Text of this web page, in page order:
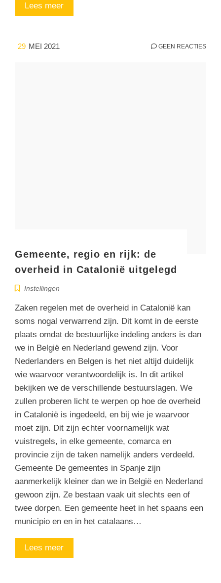
Lees meer
29 MEI 2021 GEEN REACTIES
Gemeente, regio en rijk: de
overheid in Catalonië uitgelegd
Instellingen
Zaken regelen met de overheid in Catalonië kan
soms nogal verwarrend zijn. Dit komt in de eerste
plaats omdat de bestuurlijke indeling anders is dan
we in België en Nederland gewend zijn. Voor
Nederlanders en Belgen is het niet altijd duidelijk
wie waarvoor verantwoordelijk is. In dit artikel
bekijken we de verschillende bestuurslagen. We
zullen proberen licht te werpen op hoe de overheid
in Catalonië is ingedeeld, en bij wie je waarvoor
moet zijn. Dit zijn echter voornamelijk wat
vuistregels, in elke gemeente, comarca en
provincie zijn de taken namelijk anders verdeeld.
Gemeente De gemeentes in Spanje zijn
aanmerkelijk kleiner dan we in België en Nederland
gewoon zijn. Ze bestaan vaak uit slechts een of
twee dorpen. Een gemeente heet in het spaans een
municipio en en in het catalaans…
Lees meer